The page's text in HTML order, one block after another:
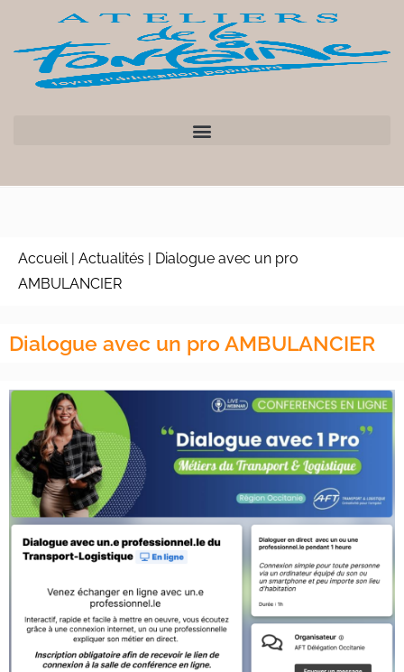
Accueil| Actualités | Dialogue avec un pro
AMBULANCIER
Dialogue avec un pro AMBULANCIER